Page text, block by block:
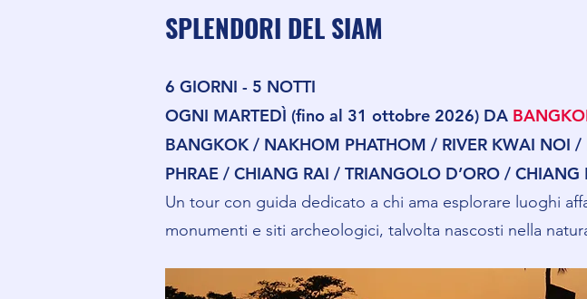
SPLENDORI DEL SIAM
6 GIORNI - 5 NOTTI
OGNI MARTEDÌ (fino al 31 ottobre 2026) DA
BANGKOK / NAKHOM PHATHOM / RIVER KWAI NOI
PHRAE / CHIANG RAI / TRIANGOLO D’ORO / CHIANG
Un tour con guida dedicato a chi ama esplorare luoghi
monumenti e siti archeologici, talvolta nascosti nella